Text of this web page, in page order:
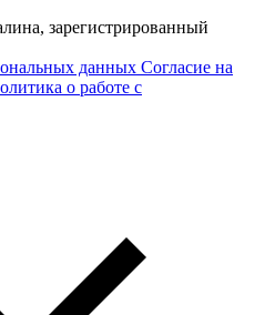
зарегистрированный
данных Согласие на
о работе с